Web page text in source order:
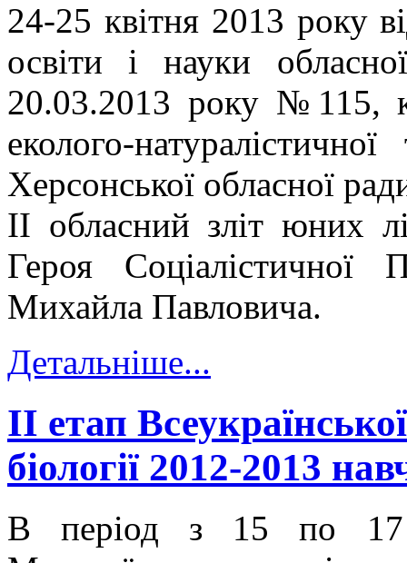
24-25 квітня 2013 року
освіти і науки
20.03.2013 року №115,
еколого-
Херсонської обласної
ІІ обласний зліт юних
Героя Соціалістичної
Михайла Павловича.
Детальніше...
II етап
біології 2012-2013
В період з 15 по 17